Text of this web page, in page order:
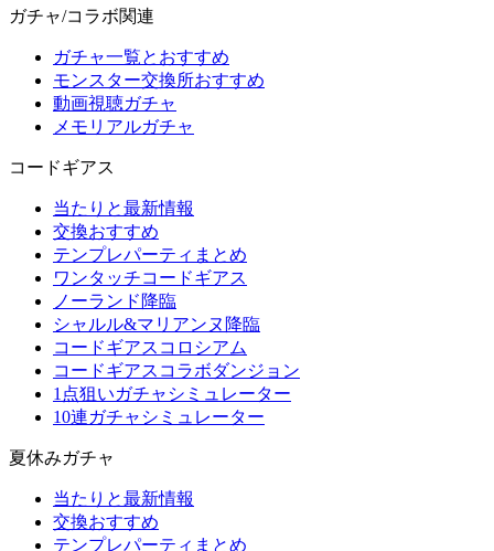
ガチャ/コラボ関連
ガチャ一覧とおすすめ
モンスター交換所おすすめ
動画視聴ガチャ
メモリアルガチャ
コードギアス
当たりと最新情報
交換おすすめ
テンプレパーティまとめ
ワンタッチコードギアス
ノーランド降臨
シャルル&マリアンヌ降臨
コードギアスコロシアム
コードギアスコラボダンジョン
1点狙いガチャシミュレーター
10連ガチャシミュレーター
夏休みガチャ
当たりと最新情報
交換おすすめ
テンプレパーティまとめ